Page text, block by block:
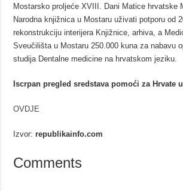
Mostarsko proljeće XVIII. Dani Matice hrvatske
Narodna knjižnica u Mostaru uživati potporu od
rekonstrukciju interijera Knjižnice, arhiva, a
Sveučilišta u Mostaru 250.000 kuna za nabavu
studija Dentalne medicine na hrvatskom jeziku.
Iscrpan pregled sredstava pomoći za Hrvate
OVDJE
Izvor:republikainfo.com
Comments